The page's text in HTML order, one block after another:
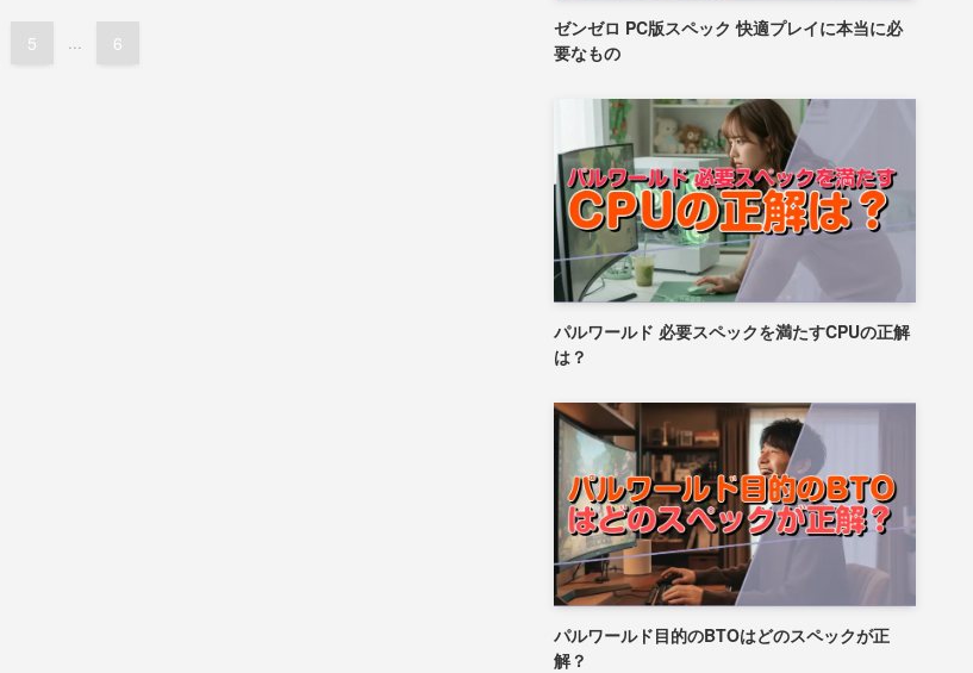
5 ... 6
ゼンゼロ PC版スペック 快適プレイに本当に必
要なもの
パルワールド 必要スペックを満たすCPUの正解
は？
パルワールド目的のBTOはどのスペックが正
解？